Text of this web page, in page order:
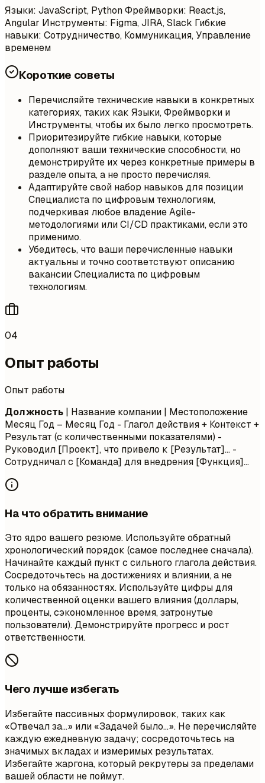
Языки: JavaScript, Python Фреймворки: React.js,
Angular Инструменты: Figma, JIRA, Slack Гибкие
навыки: Сотрудничество, Коммуникация, Управление
временем
Короткие советы
Перечисляйте технические навыки в конкретных
категориях, таких как Языки, Фреймворки и
Инструменты, чтобы их было легко просмотреть.
Приоритезируйте гибкие навыки, которые
дополняют ваши технические способности, но
демонстрируйте их через конкретные примеры в
разделе опыта, а не просто перечисляя.
Адаптируйте свой набор навыков для позиции
Специалиста по цифровым технологиям,
подчеркивая любое владение Agile-
методологиями или CI/CD практиками, если это
применимо.
Убедитесь, что ваши перечисленные навыки
актуальны и точно соответствуют описанию
вакансии Специалиста по цифровым
технологиям.
04
Опыт работы
Опыт работы
Должность | Название компании | Местоположение
Месяц Год – Месяц Год - Глагол действия + Контекст +
Результат (с количественными показателями) -
Руководил [Проект], что привело к [Результат]... -
Сотрудничал с [Команда] для внедрения [Функция]...
На что обратить внимание
Это ядро вашего резюме. Используйте обратный
хронологический порядок (самое последнее сначала).
Начинайте каждый пункт с сильного глагола действия.
Сосредоточьтесь на достижениях и влиянии, а не
только на обязанностях. Используйте цифры для
количественной оценки вашего влияния (доллары,
проценты, сэкономленное время, затронутые
пользователи). Демонстрируйте прогресс и рост
ответственности.
Чего лучше избегать
Избегайте пассивных формулировок, таких как
«Отвечал за…» или «Задачей было…». Не перечисляйте
каждую ежедневную задачу; сосредоточьтесь на
значимых вкладах и измеримых результатах.
Избегайте жаргона, который рекрутеры за пределами
вашей области не поймут.